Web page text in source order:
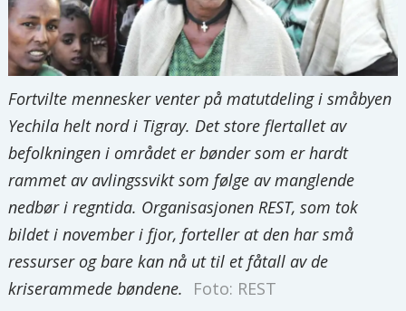
Fortvilte mennesker venter på matutdeling i småbyen
Yechila helt nord i Tigray. Det store flertallet av
befolkningen i området er bønder som er hardt
rammet av avlingssvikt som følge av manglende
nedbør i regntida. Organisasjonen REST, som tok
bildet i november i fjor, forteller at den har små
ressurser og bare kan nå ut til et fåtall av de
kriserammede bøndene.
Foto: REST